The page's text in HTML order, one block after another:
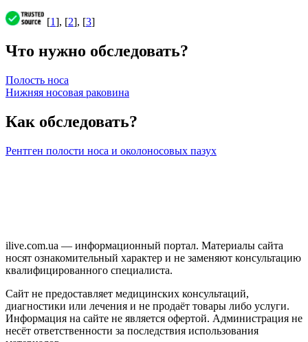
[1], [2], [3]
Что нужно обследовать?
Полость носа
Нижняя носовая раковина
Как обследовать?
Рентген полости носа и околоносовых пазух
ilive.com.ua — информационный портал. Материалы сайта
носят ознакомительный характер и не заменяют консультацию
квалифицированного специалиста.
Сайт не предоставляет медицинских консультаций,
диагностики или лечения и не продаёт товары либо услуги.
Информация на сайте не является офертой. Администрация не
несёт ответственности за последствия использования